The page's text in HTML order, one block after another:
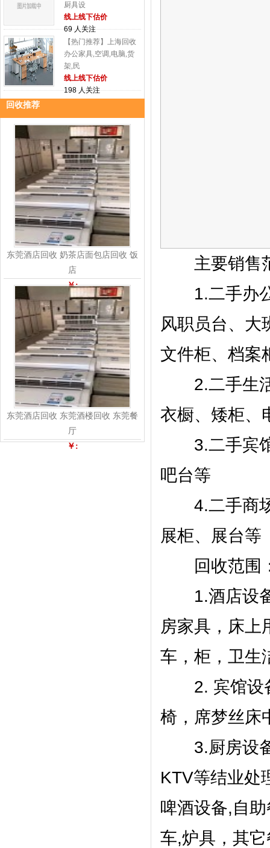
厨具设
线上线下估价
69 人关注
【热门推荐】上海回收
办公家具,空调,电脑,货
架,民
线上线下估价
198 人关注
回收推荐
东莞酒店回收 奶茶店面包店回收 饭
店
￥:
东莞酒店回收 东莞酒楼回收 东莞餐
厅
￥:
主要销售
1.二手办公
风职员台、大
文件柜、档案
2.二手生活
衣橱、矮柜、
3.二手宾馆
吧台等
4.二手商场
展柜、展台等
回收范围
1.酒店设备
房家具，床上
车，柜，卫生
2. 宾馆设备
椅，席梦丝床
3.厨房设备
KTV等结业处
啤酒设备,自
车,炉具，其